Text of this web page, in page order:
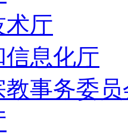
术厅
息化厅
教事务委员